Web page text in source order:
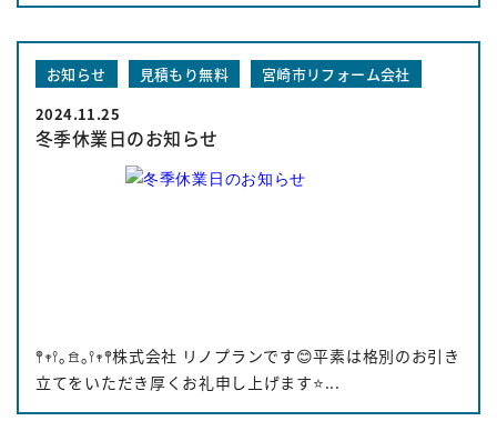
お知らせ 見積もり無料
宮崎市リフォーム会社
2024.11.25
冬季休業日のお知らせ
𖤣𖥧𖥣｡𖠿｡𖥣𖥧𖤣株式会社 リノプランです😊平素は格別のお引き
立てをいただき厚くお礼申し上げます⭐️...